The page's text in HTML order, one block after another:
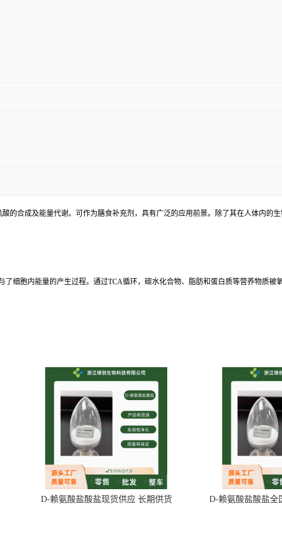
的合成及能量代谢。可作为膳食补充剂，具有广泛的应用前景。除了其在人体内的
细胞内能量的产生过程。通过TCA循环，碳水化合物、脂肪和蛋白质等营养物质被
D-赖氨酸盐酸盐现货供应 长期供货 D-赖氨酸盐酸盐全